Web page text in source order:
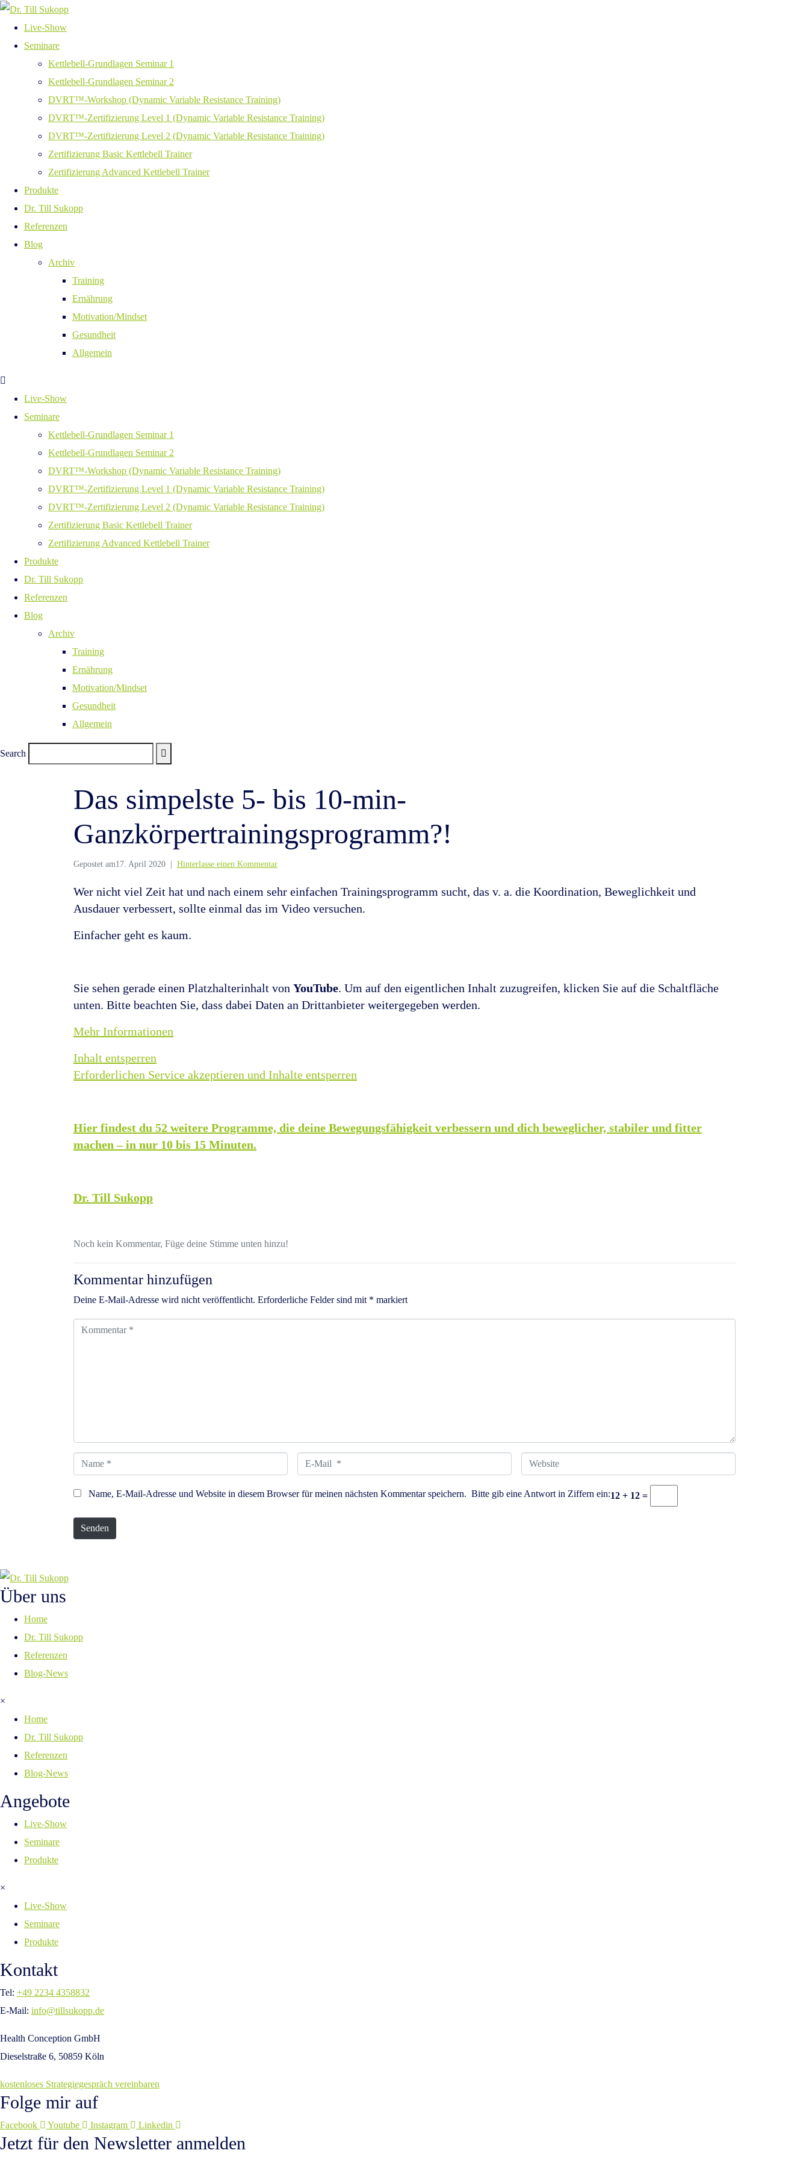
Live-Show
Seminare
Kettlebell-Grundlagen Seminar 1
Kettlebell-Grundlagen Seminar 2
DVRT™-Workshop (Dynamic Variable Resistance Training)
DVRT™-Zertifizierung Level 1 (Dynamic Variable Resistance Training)
DVRT™-Zertifizierung Level 2 (Dynamic Variable Resistance Training)
Zertifizierung Basic Kettlebell Trainer
Zertifizierung Advanced Kettlebell Trainer
Produkte
Dr. Till Sukopp
Referenzen
Blog
Archiv
Training
Ernährung
Motivation/Mindset
Gesundheit
Allgemein
Live-Show
Seminare
Kettlebell-Grundlagen Seminar 1
Kettlebell-Grundlagen Seminar 2
DVRT™-Workshop (Dynamic Variable Resistance Training)
DVRT™-Zertifizierung Level 1 (Dynamic Variable Resistance Training)
DVRT™-Zertifizierung Level 2 (Dynamic Variable Resistance Training)
Zertifizierung Basic Kettlebell Trainer
Zertifizierung Advanced Kettlebell Trainer
Produkte
Dr. Till Sukopp
Referenzen
Blog
Archiv
Training
Ernährung
Motivation/Mindset
Gesundheit
Allgemein
Search
Das simpelste 5- bis 10-min-
Ganzkörpertrainingsprogramm?!
Gepostet am17. April 2020 Hinterlasse einen Kommentar
Wer nicht viel Zeit hat und nach einem sehr einfachen Trainingsprogramm sucht, das v. a. die Koordination, Beweglichkeit und
Ausdauer verbessert, sollte einmal das im Video versuchen.
Einfacher geht es kaum.
Sie sehen gerade einen Platzhalterinhalt von YouTube. Um auf den eigentlichen Inhalt zuzugreifen, klicken Sie auf die Schaltfläche
unten. Bitte beachten Sie, dass dabei Daten an Drittanbieter weitergegeben werden.
Mehr Informationen
Inhalt entsperren
Erforderlichen Service akzeptieren und Inhalte entsperren
Hier findest du 52 weitere Programme, die deine Bewegungsfähigkeit verbessern und dich beweglicher, stabiler und fitter
machen – in nur 10 bis 15 Minuten.
Dr. Till Sukopp
Noch kein Kommentar, Füge deine Stimme unten hinzu!
Kommentar hinzufügen
Deine E-Mail-Adresse wird nicht veröffentlicht. Erforderliche Felder sind mit * markiert
a
r
*
a
m
-
M
W
e
b
Name, E-Mail-Adresse und Website in diesem Browser für meinen nächsten Kommentar speichern. Bitte gib eine Antwort in Ziffern ein:12 + 12 =
Senden
Über uns
Home
Dr. Till Sukopp
Referenzen
Blog-News
×
Home
Dr. Till Sukopp
Referenzen
Blog-News
Angebote
Live-Show
Seminare
Produkte
×
Live-Show
Seminare
Produkte
Kontakt
Tel: +49 2234 4358832
E-Mail: info@tillsukopp.de
Health Conception GmbH
Dieselstraße 6, 50859 Köln
kostenloses Strategiegespräch vereinbaren
Folge mir auf
Facebook Youtube Instagram Linkedin
Jetzt für den Newsletter anmelden